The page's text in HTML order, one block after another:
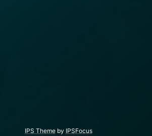
IPS Themeby IPSFocus